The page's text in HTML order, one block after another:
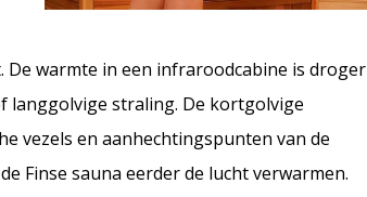
warmte in een infraroodcabine is droger
langgolvige straling. De kortgolvige
vezels en aanhechtingspunten van de
Finse sauna eerder de lucht verwarmen.